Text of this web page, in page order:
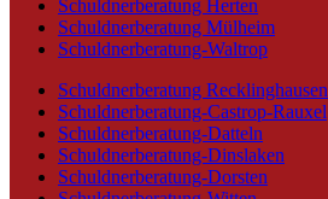
Schuldnerberatung Herten
Schuldnerberatung Mülheim
Schuldnerberatung-Waltrop
Schuldnerberatung Recklinghausen
Schuldnerberatung-Castrop-Rauxel
Schuldnerberatung-Datteln
Schuldnerberatung-Dinslaken
Schuldnerberatung-Dorsten